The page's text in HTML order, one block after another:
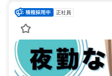
正社員